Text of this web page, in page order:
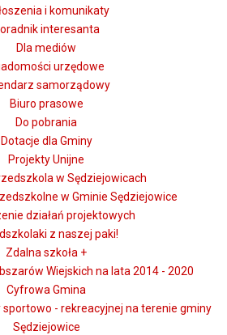
i komunikaty
interesanta
Dla mediów
urzędowe
samorządowy
Biuro prasowe
Do pobrania
Dotacje dla Gminy
Projekty Unijne
w Sędziejowicach
w Gminie Sędziejowice
działań projektowych
z naszej paki!
Zdalna szkoła +
Wiejskich na lata 2014 - 2020
Cyfrowa Gmina
- rekreacyjnej na terenie gminy
Sędziejowice